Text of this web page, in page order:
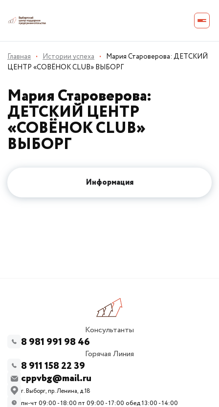
Главная · Истории успеха · Мария Староверова: ДЕТСКИЙ
ЦЕНТР «СОВЁНОК CLUB» ВЫБОРГ
Мария Староверова:
ДЕТСКИЙ ЦЕНТР
«СОВЁНОК CLUB»
ВЫБОРГ
Информация
Консультанты
8 981 991 98 46
Горячая Линия
8 911 158 22 39
cppvbg@mail.ru
г. Выборг, пр. Ленина, д.18
пн-чт 09:00 - 18:00 пт 09:00 - 17:00 обед 13:00 - 14:00